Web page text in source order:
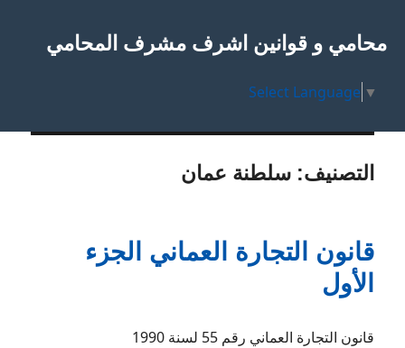
محامي و قوانين اشرف مشرف المحامي
Select Language ▼
التصنيف:سلطنة عمان
قانون التجارة العماني الجزء
الأول
قانون التجارة العماني رقم 55 لسنة 1990